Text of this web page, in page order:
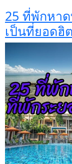
25 ที่พักหา
เป็นที่ยอดฮิ